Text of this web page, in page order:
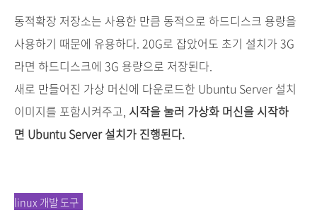
동적확장 저장소는 사용한 만큼 동적으로 하드디스크 용량을
사용하기 때문에 유용하다. 20G로 잡았어도 초기 설치가 3G
라면 하드디스크에 3G 용량으로 저장된다.
새로 만들어진 가상 머신에 다운로드한 Ubuntu Server 설치
이미지를 포함시켜주고, 시작을 눌러 가상화 머신을 시작하
면 Ubuntu Server 설치가 진행된다.
linux 개발 도구